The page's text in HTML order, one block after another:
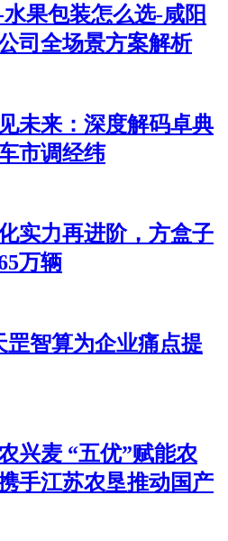
果包装怎么选-咸阳
司全场景方案解析
未来：深度解码卓典
市调经纬
实力再进阶，方盒子
万辆
罡智算为企业痛点提
兴麦 “五优”赋能农
手江苏农垦推动国产